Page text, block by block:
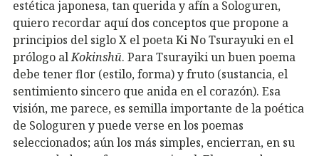
estética japonesa, tan querida y afín a Sologuren,
quiero recordar aquí dos conceptos que propone a
principios del siglo X el poeta Ki No Tsurayuki en el
prólogo alKokinshū. Para Tsurayiki un buen poema
debe tener flor (estilo, forma) y fruto (sustancia, el
sentimiento sincero que anida en el corazón). Esa
visión, me parece, es semilla importante de la poética
de Sologuren y puede verse en los poemas
seleccionados; aún los más simples, encierran, en su